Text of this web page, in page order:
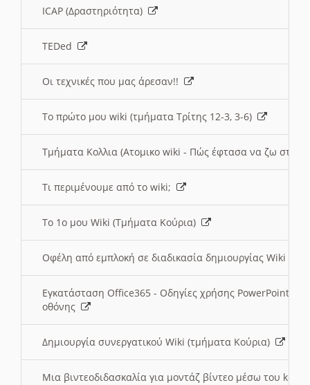
ICAP (Δραστηριότητα)
TEDed
Οι τεχνικές που μας άρεσαν!!
Το πρώτο μου wiki (τμήματα Τρίτης 12-3, 3-6)
Τμήματα Κολλια (Ατομικο wiki - Πώς έφτασα να ζω στην
Τι περιμένουμε από το wiki;
Το 1ο μου Wiki (Τμήματα Κούρια)
Οφέλη από εμπλοκή σε διαδικασία δημιουργίας Wiki
Εγκατάσταση Office365 - Οδηγίες χρήσης PowerPoint
οθόνης
Δημιουργία συνεργατικού Wiki (τμήματα Κούρια)
Μια βιντεοδιδασκαλία για μοντάζ βίντεο μέσω του